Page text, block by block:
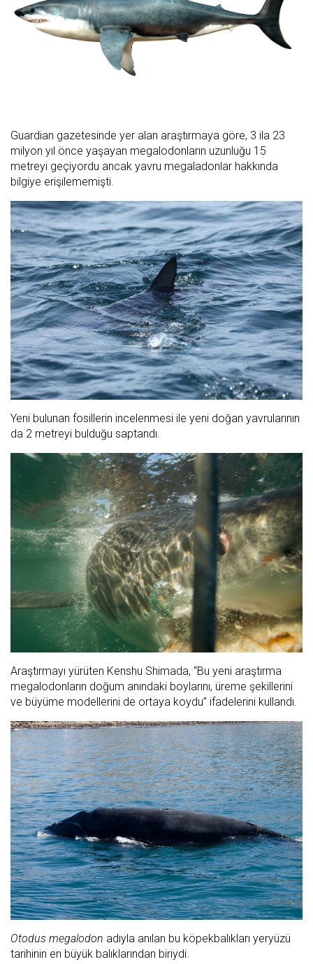
Guardian gazetesinde yer alan araştırmaya göre, 3 ila 23
milyon yıl önce yaşayan megalodonların uzunluğu 15
metreyi geçiyordu ancak yavru megaladonlar hakkında
bilgiye erişilememişti.
Yeni bulunan fosillerin incelenmesi ile yeni doğan yavrularının
da 2 metreyi bulduğu saptandı.
Araştırmayı yürüten Kenshu Shimada, “Bu yeni araştırma
megalodonların doğum anındaki boylarını, üreme şekillerini
ve büyüme modellerini de ortaya koydu” ifadelerini kullandı.
Otodus megalodon adıyla anılan bu köpekbalıkları yeryüzü
tarihinin en büyük balıklarından biriydi.